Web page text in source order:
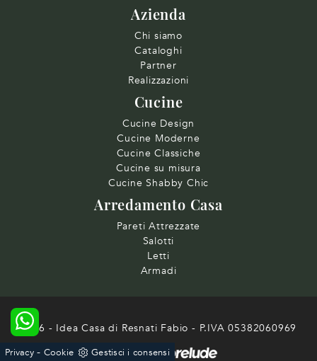
Azienda
Chi siamo
Cataloghi
Partner
Realizzazioni
Cucine
Cucine Design
Cucine Moderne
Cucine Classiche
Cucine su misura
Cucine Shabby Chic
Arredamento Casa
Pareti Attrezzate
Salotti
Letti
Armadi
2026 - Idea Casa di Resnati Fabio - P.IVA 05382060969
Powered by
Privacy- Cookie Gestisci i consensi